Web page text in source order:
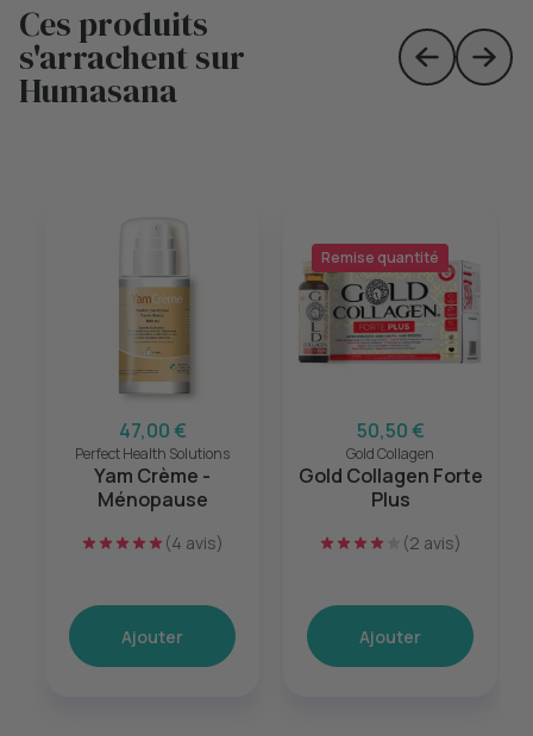
Ces produits
s'arrachent sur
Humasana Skip toSkip
47,00 €
Perfect Health Solutions
Yam Crème -
Ménopause
(4 avis)
Ajouter
Remise quantité
50,50 €
Gold Collagen
Gold Collagen Forte
Plus
(2 avis)
Ajouter